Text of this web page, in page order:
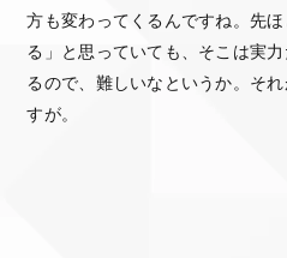
方も変わってくるんですね。先
る」と思っていても、そこは実
るので、難しいなというか。そ
すが。